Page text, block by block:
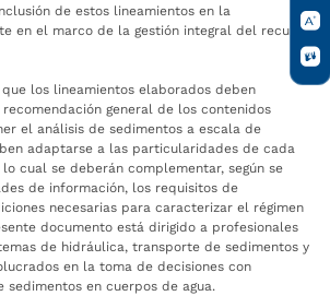
de estos lineamientos en la
en el marco de la gestión integral del recurso
los lineamientos elaborados deben
general de los contenidos
el análisis de sedimentos a escala de
adaptarse a las particularidades de cada
cual se deberán complementar, según se
de información, los requisitos de
necesarias para caracterizar el régimen
documento está dirigido a profesionales
de hidráulica, transporte de sedimentos y
en la toma de decisiones con
sedimentos en cuerpos de agua.